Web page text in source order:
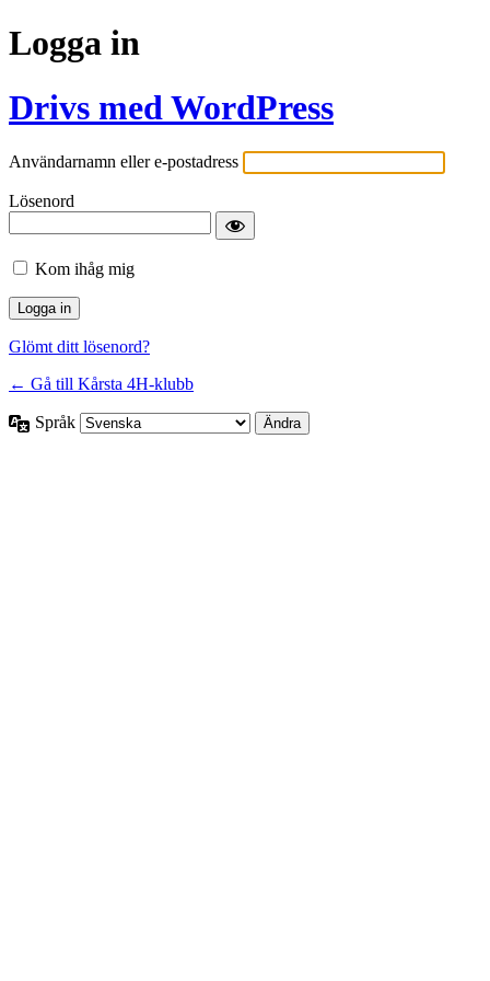
Logga in
Drivs med WordPress
Användarnamn eller e-postadress
Lösenord
Kom ihåg mig
Glömt ditt lösenord?
← Gå till Kårsta 4H-klubb
Språk